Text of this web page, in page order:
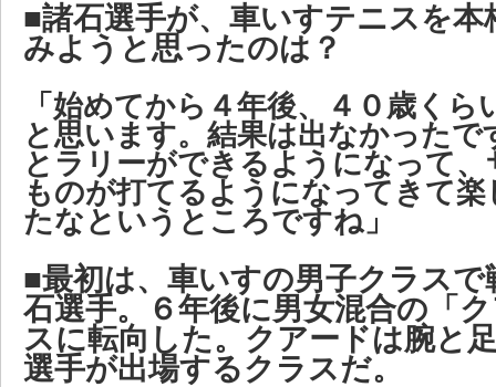
■諸石選手が、車いすテニスを本
みようと思ったのは？
「始めてから４年後、４０歳く
と思います。結果は出なかったで
とラリーができるようになって
ものが打てるようになってきて
たなというところですね」
■最初は、車いすの男子クラスで
石選手。６年後に男女混合の「
スに転向した。クアードは腕と
選手が出場するクラスだ。